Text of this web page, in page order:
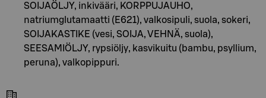
SOIJAÖLJY, inkivääri, KORPPUJAUHO,
natriumglutamaatti (E621), valkosipuli, suola, sokeri,
SOIJAKASTIKE (vesi, SOIJA, VEHNÄ, suola),
SEESAMIÖLJY, rypsiöljy, kasvikuitu (bambu, psyllium,
peruna), valkopippuri.